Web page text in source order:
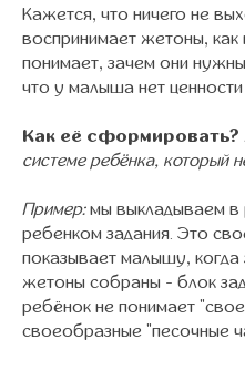
Кажется, что ничего не
воспринимает жетоны, как
понимает, зачем они
что у малыша нет
Как её сформировать?
системе ребёнка, который
Пример:мы выкладываем в
ребенком задания. Это
показывает малышу, когда
жетоны собраны - блок
ребёнок не понимает
своеобразные "песочные